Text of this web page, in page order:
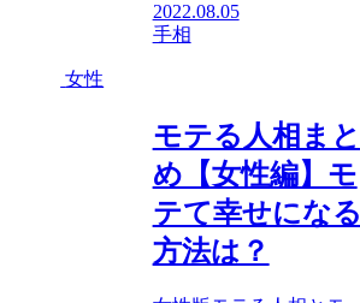
2022.08.05
手相
女性
モテる人相まと
め【女性編】モ
テて幸せになる
方法は？